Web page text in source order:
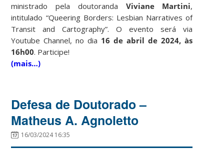
ministrado pela doutoranda Viviane Martini,
intitulado “Queering Borders: Lesbian Narratives of
Transit and Cartography”. O evento será via
Youtube Channel, no dia 16 de abril de 2024, às
16h00. Participe!
(mais…)
Defesa de Doutorado –
Matheus A. Agnoletto
16/03/2024 16:35